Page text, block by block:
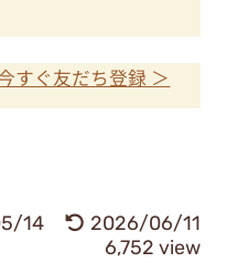
すぐ友だち登録 ＞
14
2026/06/11
6,752 view